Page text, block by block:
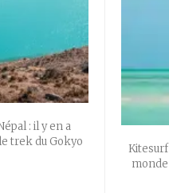
: il y en a
trek du Gokyo
Kitesurf